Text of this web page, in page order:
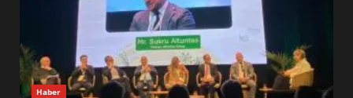
4
EDREMİT’İN GURURU TÜRKİYE
FİNALİNDE NE BAŞARDI?
Haber